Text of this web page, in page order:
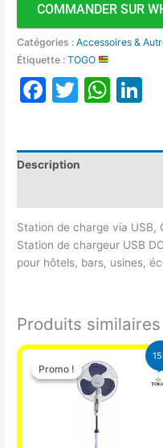
COMMANDER SUR
Catégories :Accessoires &
Étiquette :TOGO
Facebook
Twitter
Description
Station de charge via USB,
Station de chargeur USB
pour hôtels, bars, usines,
Produits similaires
Promo !
Promo !
Le
prix
initial
était :
10.000 CFA.
Le